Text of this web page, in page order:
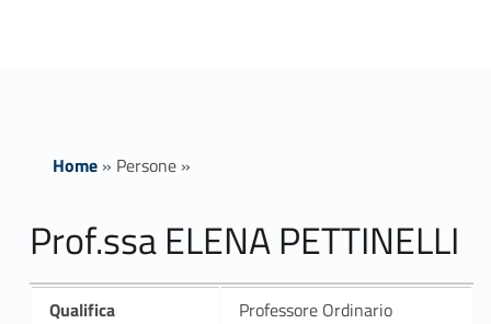
Home» Persone»
Prof.ssa ELENA PETTINELLI
Qualifica
Professore Ordinario